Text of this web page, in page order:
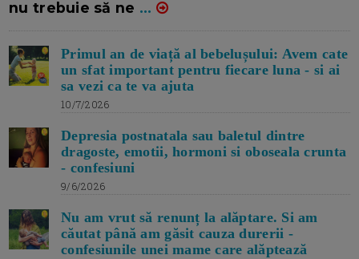
nu trebuie să ne ...
Primul an de viață al bebelușului: Avem cate
un sfat important pentru fiecare luna - si ai
sa vezi ca te va ajuta
10/7/2026
Depresia postnatala sau baletul dintre
dragoste, emotii, hormoni si oboseala crunta
- confesiuni
9/6/2026
Nu am vrut să renunț la alăptare. Si am
căutat până am găsit cauza durerii -
confesiunile unei mame care alăptează